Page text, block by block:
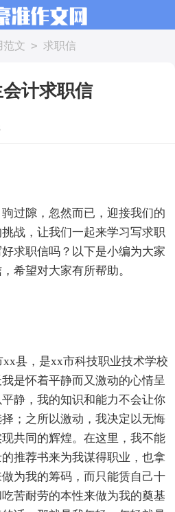
范文 > 求职信
计求职信
过隙，忽然而已，迎接我们的
战，让我们一起来学习写求职
求职信吗？以下是小编为大家
希望对大家有所帮助。
县，是xx市科技职业技术学校
是怀着平静而又激动的心情呈
平静，我的知识和能力不会让你
；之所以激动，我决定以无悔
共同的辉煌。在这里，我不能
推荐书来为我谋得职业，也拿
为我的筹码，而只能赁自己十
苦耐劳的本性来做为我的奠基